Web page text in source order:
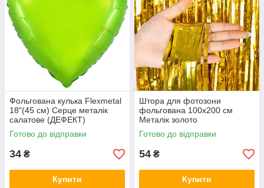
Фольгована кулька Flexmetal
18"(45 см) Серце металік
салатове (ДЕФЕКТ)
Готово до відправки
34 ₴
Купити
Штора для фотозони
фольгована 100х200 см
Металік золото
Готово до відправки
54 ₴
Купити